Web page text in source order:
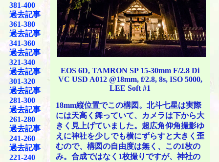
381-400
過去記事
361-380
過去記事
341-360
過去記事
321-340
過去記事
301-320
過去記事
281-300
過去記事
261-280
過去記事
241-260
過去記事
221-240
EOS 6D, TAMRON SP 15-30mm F/2.8 Di
VC USD A012 @18mm, f/2.8, 8s, ISO 5000,
LEE Soft #1
18mm縦位置でこの構図。北斗七星は実際
には天高く舞っていて、カメラは下から大
きく見上げていました。超広角仰角撮影ゆ
えに神社を少しでも横にずらすと大きく歪
むので、構図の自由度は無く、この1枚の
み。合成ではなく1枚撮りですが、神社の